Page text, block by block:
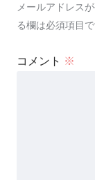
メールアドレス
る欄は必須項目
コメント ※